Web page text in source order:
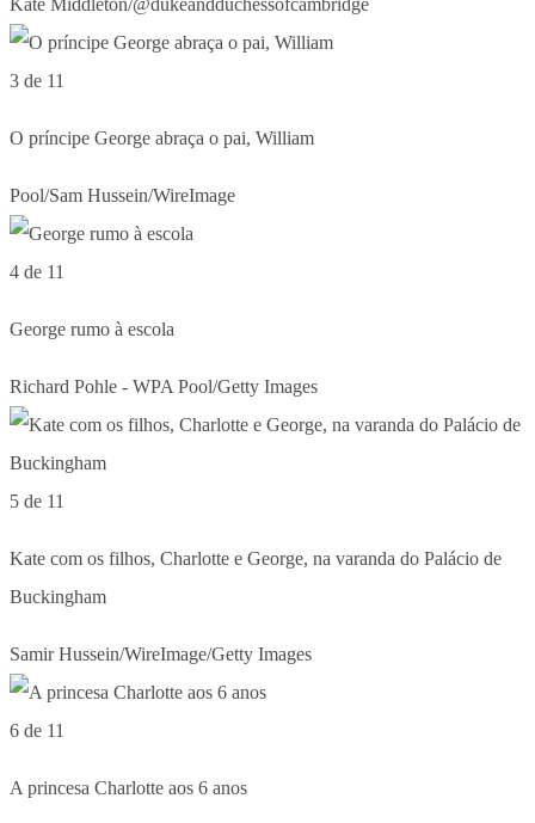
3 de 11
O príncipe George abraça o pai, William
Pool/Sam Hussein/WireImage
4 de 11
George rumo à escola
Richard Pohle - WPA Pool/Getty Images
5 de 11
Kate com os filhos, Charlotte e George, na varanda do Palácio de
Buckingham
Samir Hussein/WireImage/Getty Images
6 de 11
A princesa Charlotte aos 6 anos